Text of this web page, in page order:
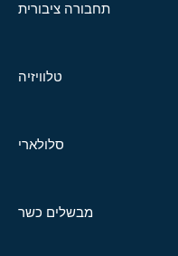
תחבורה ציבורית
טלוויזיה
סלולארי
מבשלים כשר